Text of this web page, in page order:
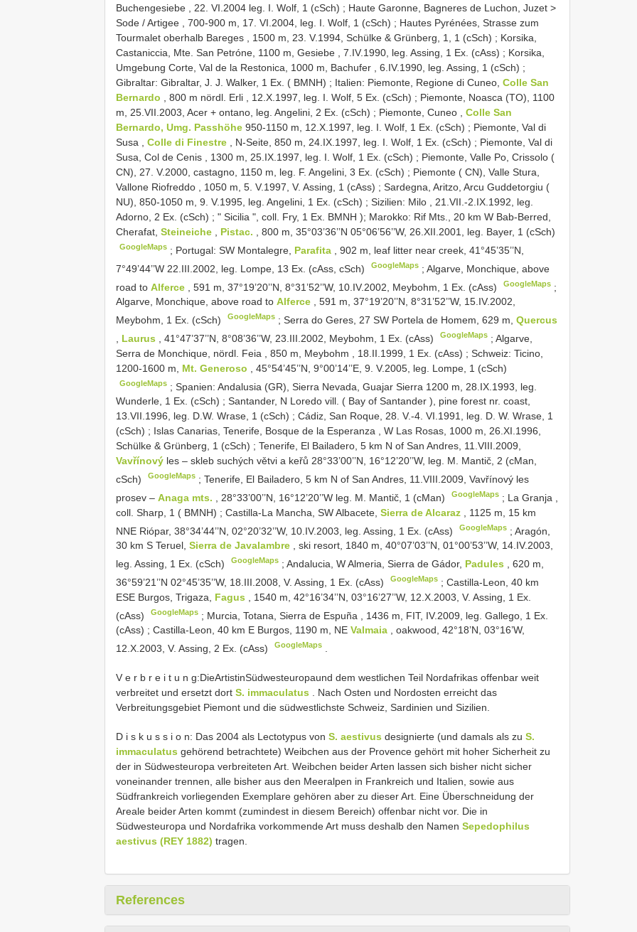
Buchengesiebe , 22. VI.2004 leg. I. Wolf, 1 (cSch) ; Haute Garonne, Bagneres de Luchon, Juzet >
Sode / Artigee , 700-900 m, 17. VI.2004, leg. I. Wolf, 1 (cSch) ; Hautes Pyrénées, Strasse zum
Tourmalet oberhalb Bareges , 1500 m, 23. V.1994, Schülke & Grünberg, 1, 1 (cSch) ; Korsika,
Castaniccia, Mte. San Petróne, 1100 m, Gesiebe , 7.IV.1990, leg. Assing, 1 Ex. (cAss) ; Korsika,
Umgebung Corte, Val de la Restonica, 1000 m, Bachufer , 6.IV.1990, leg. Assing, 1 (cSch) ;
Gibraltar: Gibraltar, J. J. Walker, 1 Ex. ( BMNH) ; Italien: Piemonte, Regione di Cuneo, Colle San
Bernardo , 800 m nördl. Erli , 12.X.1997, leg. I. Wolf, 5 Ex. (cSch) ; Piemonte, Noasca (TO), 1100
m, 25.VII.2003, Acer + ontano, leg. Angelini, 2 Ex. (cSch) ; Piemonte, Cuneo , Colle San
Bernardo, Umg. Passhöhe 950-1150 m, 12.X.1997, leg. I. Wolf, 1 Ex. (cSch) ; Piemonte, Val di
Susa , Colle di Finestre , N-Seite, 850 m, 24.IX.1997, leg. I. Wolf, 1 Ex. (cSch) ; Piemonte, Val di
Susa, Col de Cenis , 1300 m, 25.IX.1997, leg. I. Wolf, 1 Ex. (cSch) ; Piemonte, Valle Po, Crissolo (
CN), 27. V.2000, castagno, 1150 m, leg. F. Angelini, 3 Ex. (cSch) ; Piemonte ( CN), Valle Stura,
Vallone Riofreddo , 1050 m, 5. V.1997, V. Assing, 1 (cAss) ; Sardegna, Aritzo, Arcu Guddetorgiu (
NU), 850-1050 m, 9. V.1995, leg. Angelini, 1 Ex. (cSch) ; Sizilien: Milo , 21.VII.-2.IX.1992, leg.
Adorno, 2 Ex. (cSch) ; " Sicilia ", coll. Fry, 1 Ex. BMNH ); Marokko: Rif Mts., 20 km W Bab-Berred,
Cherafat, Steineiche , Pistac. , 800 m, 35°03’36’’N 05°06’56’’W, 26.XII.2001, leg. Bayer, 1 (cSch)
GoogleMaps ; Portugal: SW Montalegre, Parafita
, 902 m, leaf litter near creek, 41°45’35’’N,
7°49’44’’W 22.III.2002, leg. Lompe, 13 Ex. (cAss, cSch)
GoogleMaps ;Algarve, Monchique, above
road to Alferce , 591 m, 37°19’20’’N, 8°31’52’’W, 10.IV.2002, Meybohm, 1 Ex. (cAss) GoogleMaps ;
Algarve, Monchique, above road to Alferce , 591 m, 37°19’20’’N, 8°31’52’’W, 15.IV.2002,
Meybohm, 1 Ex. (cSch)
GoogleMaps ;Serra do Geres, 27 SW Portela de Homem, 629 m,Quercus
Laurus , 41°47’37’’N, 8°08’36’’W, 23.III.2002, Meybohm, 1 Ex. (cAss) GoogleMaps ;Algarve,
Serra de Monchique, nördl. Feia , 850 m, Meybohm , 18.II.1999, 1 Ex. (cAss) ; Schweiz: Ticino,
1200-1600 m, Mt. Generoso , 45°54’45’’N, 9°00’14’’E, 9. V.2005, leg. Lompe, 1 (cSch)
GoogleMaps ;Spanien: Andalusia (GR), Sierra Nevada, Guajar Sierra 1200 m, 28.IX.1993, leg.
Wunderle, 1 Ex. (cSch) ; Santander, N Loredo vill. ( Bay of Santander ), pine forest nr. coast,
13.VII.1996, leg. D.W. Wrase, 1 (cSch) ; Cádiz, San Roque, 28. V.-4. VI.1991, leg. D. W. Wrase, 1
(cSch) ; Islas Canarias, Tenerife, Bosque de la Esperanza , W Las Rosas, 1000 m, 26.XI.1996,
Schülke & Grünberg, 1 (cSch) ; Tenerife, El Bailadero, 5 km N of San Andres, 11.VIII.2009,
Vavřínový les – skleb suchých větvi a keřů 28°33’00’’N, 16°12’20’’W, leg. M. Mantič, 2 (cMan,
cSch)
GoogleMaps ;Tenerife, El Bailadero, 5 km N of San Andres, 11.VIII.2009, Vavřínový les
prosev – Anaga mts. , 28°33’00’’N, 16°12’20’’W leg. M. Mantič, 1 (cMan) GoogleMaps ; La Granja ,
coll. Sharp, 1 ( BMNH) ; Castilla-La Mancha, SW Albacete, Sierra de Alcaraz
, 1125 m, 15 km
NNE Riópar, 38°34’44’’N, 02°20’32’’W, 10.IV.2003, leg. Assing, 1 Ex. (cAss)
GoogleMaps ;Aragón,
30 km S Teruel, Sierra de Javalambre , ski resort, 1840 m, 40°07’03’’N, 01°00’53’’W, 14.IV.2003,
leg. Assing, 1 Ex. (cSch)
GoogleMaps ;Andalucia, W Almeria, Sierra de Gádor, Padules
, 620 m,
36°59’21’’N 02°45’35’’W, 18.III.2008, V. Assing, 1 Ex. (cAss)
GoogleMaps ;Castilla-Leon, 40 km
ESE Burgos, Trigaza, Fagus
, 1540 m, 42°16’34’’N, 03°16’27’’W, 12.X.2003, V. Assing, 1 Ex.
(cAss)
GoogleMaps ; Murcia, Totana, Sierra de Espuña , 1436 m, FIT, IV.2009, leg. Gallego, 1 Ex.
(cAss) ; Castilla-Leon, 40 km E Burgos, 1190 m, NE Valmaia
, oakwood, 42°18’N, 03°16’W,
12.X.2003, V. Assing, 2 Ex. (cAss)
GoogleMaps
V e r b r e i t u n g:DieArtistinSüdwesteuropaund dem westlichen Teil Nordafrikas offenbar weit
verbreitet und ersetzt dort S. immaculatus . Nach Osten und Nordosten erreicht das
Verbreitungsgebiet Piemont und die südwestlichste Schweiz, Sardinien und Sizilien.
D i s k u s s i o n: Das 2004 als Lectotypus von S. aestivus designierte (und damals als zu S.
immaculatus gehörend betrachtete) Weibchen aus der Provence gehört mit hoher Sicherheit zu
der in Südwesteuropa verbreiteten Art. Weibchen beider Arten lassen sich bisher nicht sicher
voneinander trennen, alle bisher aus den Meeralpen in Frankreich und Italien, sowie aus
Südfrankreich vorliegenden Exemplare gehören aber zu dieser Art. Eine Überschneidung der
Areale beider Arten kommt (zumindest in diesem Bereich) offenbar nicht vor. Die in
Südwesteuropa und Nordafrika vorkommende Art muss deshalb den Namen Sepedophilus
aestivus (REY 1882) tragen.
References